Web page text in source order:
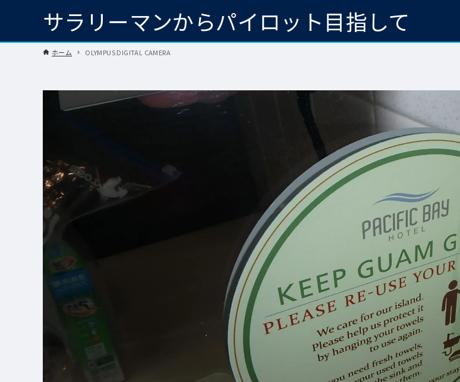
サラリーマンからパイロット目指して
ホーム OLYMPUS DIGITAL CAMERA